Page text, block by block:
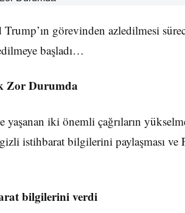
görevinden azledilmesi
başladı…
Zor Durumda
yaşanan iki önemli çağrıların
istihbarat bilgilerini paylaşması ve
bilgilerini verdi